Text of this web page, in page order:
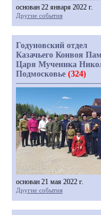
основан 22 января 2022 г.
Другие события
Годуновский отдел
Казачьего Конвоя
Царя Мученика
Подмосковье (324)
основан 21 мая 2022 г.
Другие события